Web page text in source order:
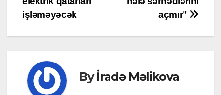
navigation
açmır”
işləməyəcək
Byİradə Məlikova